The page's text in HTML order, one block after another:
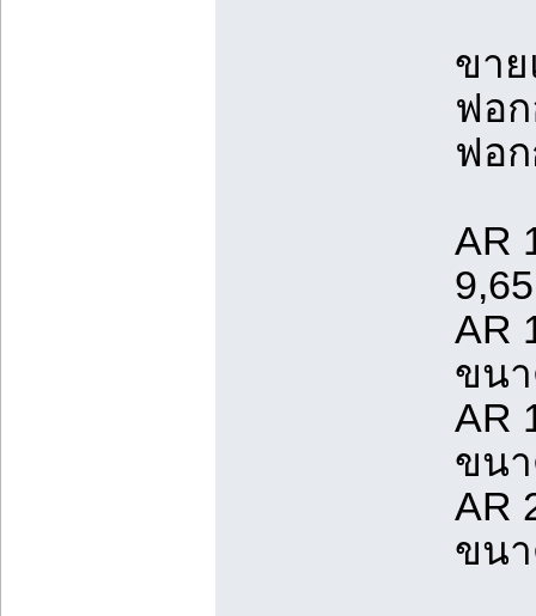
ขาย
ฟอ
ฟอ
AR
AR
ขนา
AR
ขนา
AR
ขนา